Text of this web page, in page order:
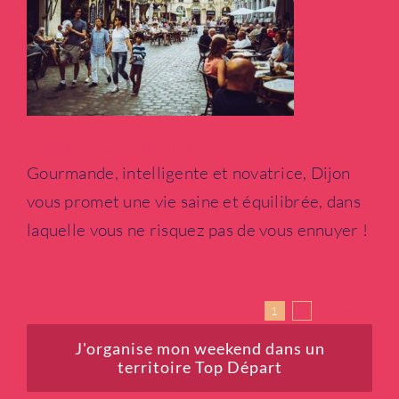
Gourmande, intelligente et novatrice, Dijon
vous promet une vie saine et équilibrée, dans
laquelle vous ne risquez pas de vous ennuyer !
1
J'organise mon weekend dans un
territoire Top Départ
Bienvenue !
Email*
Rester connecté
Si vous avez déjà un
compte, vous pouvez
vousconnecter.